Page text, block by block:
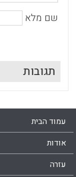
שם מלא
תגובות
עמוד הבית
אודות
עזרה